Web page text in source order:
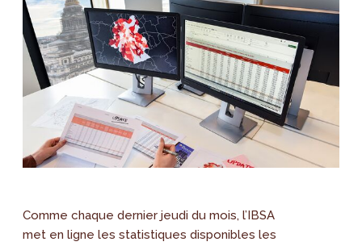
Comme chaque dernier jeudi du mois, l’IBSA
met en ligne les statistiques disponibles les